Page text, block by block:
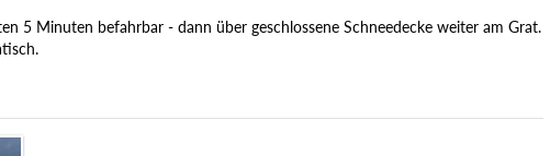
5 Minuten befahrbar - dann über geschlossene Schneedecke weiter am Grat.